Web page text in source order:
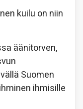
kuilu on niin
äänitorven,
Suomen
ihmisille